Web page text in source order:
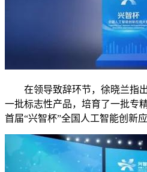
在领导致辞环节，徐晓兰指出
一批标志性产品，培育了一批专
首届“兴智杯”全国人工智能创新